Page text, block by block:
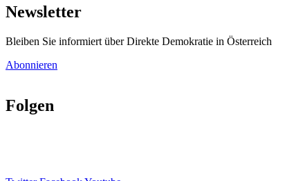
Newsletter
Bleiben Sie informiert über Direkte Demokratie in Österreich
Abonnieren
Folgen